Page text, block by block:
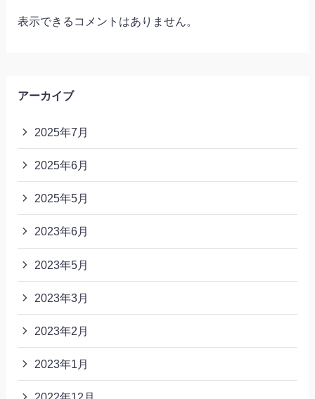
表示できるコメントはありません。
アーカイブ
2025年7月
2025年6月
2025年5月
2023年6月
2023年5月
2023年3月
2023年2月
2023年1月